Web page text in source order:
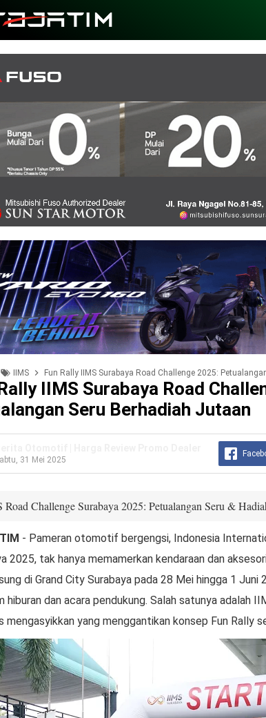
IIMS Fun Rally IIMS Surabaya Road Challenge 2025:
IIMS Surabaya Road
Seru Berhadiah Jutaan
31 Mei 2025
Road Challenge Surabaya 2025: Petualangan Seru &
- Pameran otomotif bergengsi, Indonesia
2025, tak hanya memamerkan kendaraan dan
di Grand City Surabaya pada 28 Mei hingga 1 Juni
hiburan dan acara pendukung. Salah satunya adalah
mengasyikkan yang menggantikan konsep Fun Rally